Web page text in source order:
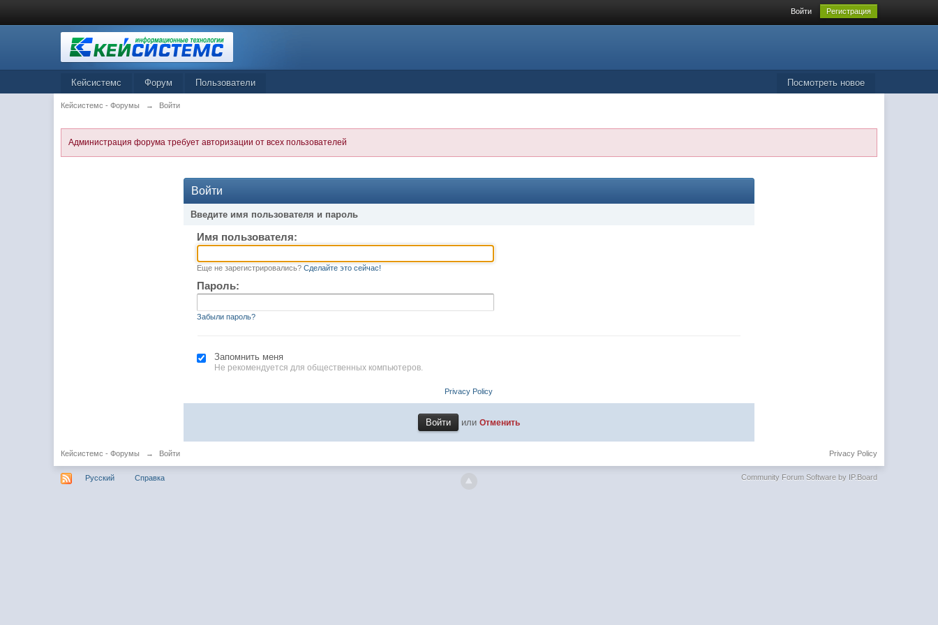
Войти Регистрация
Посмотреть новое
Кейсистемс Форум Пользователи
Кейсистемс - Форумы → Войти
Администрация форума требует авторизации от всех пользователей
Войти
Введите имя пользователя и пароль
Имя пользователя:
Еще не зарегистрировались? Сделайте это сейчас!
Пароль:
Забыли пароль?
Запомнить меня
Не рекомендуется для общественных компьютеров.
Privacy Policy
или Отменить
Кейсистемс - Форумы → Войти Privacy Policy
Русский Справка Community Forum Software by IP.Board